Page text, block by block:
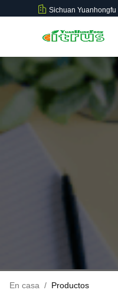
Sichuan Yuanhongfu
En casa / Productos